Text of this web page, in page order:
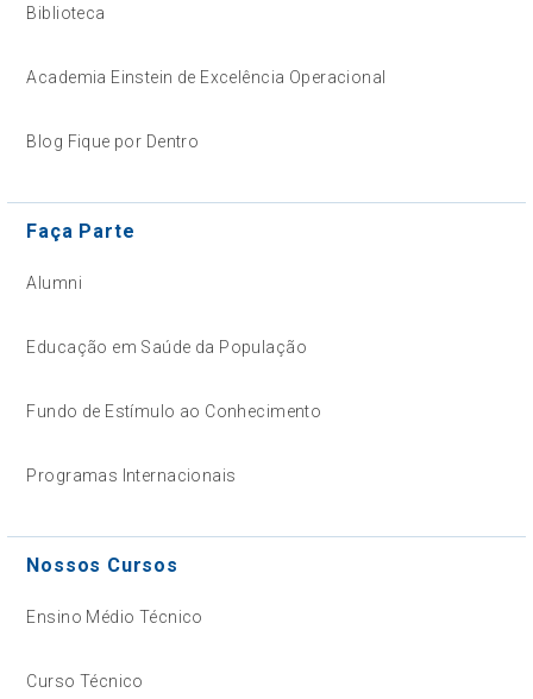
Biblioteca
Academia Einstein de Excelência Operacional
Blog Fique por Dentro
Faça Parte
Alumni
Educação em Saúde da População
Fundo de Estímulo ao Conhecimento
Programas Internacionais
Nossos Cursos
Ensino Médio Técnico
Curso Técnico